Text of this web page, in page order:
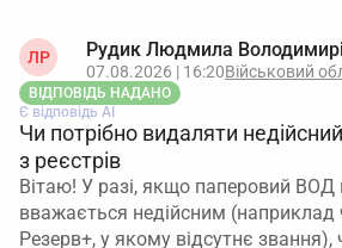
ЛР Рудик Людмила
07.08.2026 | 16:20Військовий
ВІДПОВІДЬ НАДАНО
Є відповідь АІ
Чи потрібно видаляти
з реєстрів
Вітаю! У разі, якщо паперовий ВОД
вважається недійсним (наприклад
Резерв+, у якому відсутнє звання),